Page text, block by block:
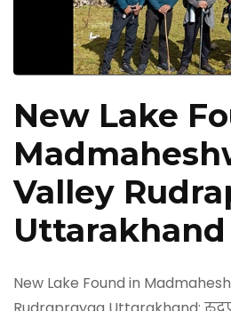
New Lake
Valley
Uttarakhand
New Lake Found in